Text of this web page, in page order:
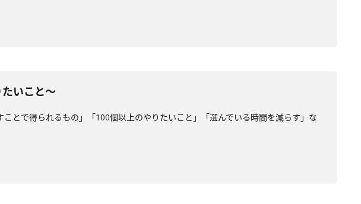
いこと〜
とで得られるもの」「100個以上のやりたいこと」「選んでいる時間を減らす」な